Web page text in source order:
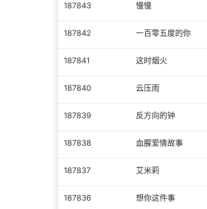
187843 慢慢
187842 一百零五度的你
187841 这时烟火
187840 云压雨
187839 反方向的钟
187838 血腥爱情故事
187837 艾米莉
187836 想你这件事